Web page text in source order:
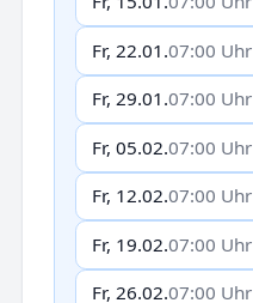
Fr, 22.01.07:00 Uhr
Fr, 29.01.07:00 Uhr
Fr, 05.02.07:00 Uhr
Fr, 12.02.07:00 Uhr
Fr, 19.02.07:00 Uhr
Fr, 26.02.07:00 Uhr